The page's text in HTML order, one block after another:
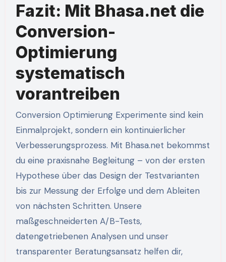
Fazit: Mit Bhasa.net die
Conversion-
Optimierung
systematisch
vorantreiben
Conversion Optimierung Experimente sind kein
Einmalprojekt, sondern ein kontinuierlicher
Verbesserungsprozess. Mit Bhasa.net bekommst
du eine praxisnahe Begleitung – von der ersten
Hypothese über das Design der Testvarianten
bis zur Messung der Erfolge und dem Ableiten
von nächsten Schritten. Unsere
maßgeschneiderten A/B-Tests,
datengetriebenen Analysen und unser
transparenter Beratungsansatz helfen dir,